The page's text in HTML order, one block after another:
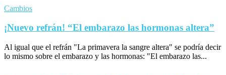
Cambios
¡Nuevo refrán! “El embarazo las hormonas altera”
Al igual que el refrán "La primavera la sangre altera" se podría decir
lo mismo sobre el embarazo y las hormonas: "El embarazo las...